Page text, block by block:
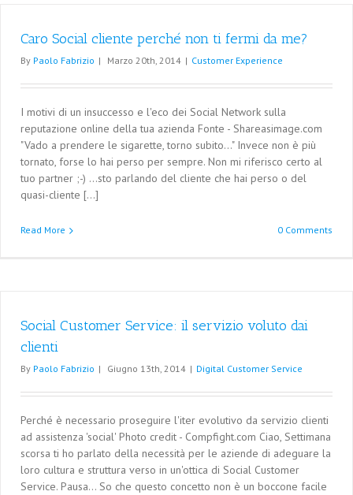
Caro Social cliente perché non ti fermi da me?
By Paolo Fabrizio | Marzo 20th, 2014 | Customer Experience
I motivi di un insuccesso e l'eco dei Social Network sulla
reputazione online della tua azienda Fonte - Shareasimage.com
"Vado a prendere le sigarette, torno subito..." Invece non è più
tornato, forse lo hai perso per sempre. Non mi riferisco certo al
tuo partner ;-) ...sto parlando del cliente che hai perso o del
quasi-cliente [...]
Read More 0 Comments
Social Customer Service: il servizio voluto dai
clienti
By Paolo Fabrizio | Giugno 13th, 2014 | Digital Customer Service
Perché è necessario proseguire l'iter evolutivo da servizio clienti
ad assistenza 'social' Photo credit - Compfight.com Ciao, Settimana
scorsa ti ho parlato della necessità per le aziende di adeguare la
loro cultura e struttura verso in un'ottica di Social Customer
Service. Pausa... So che questo concetto non è un boccone facile